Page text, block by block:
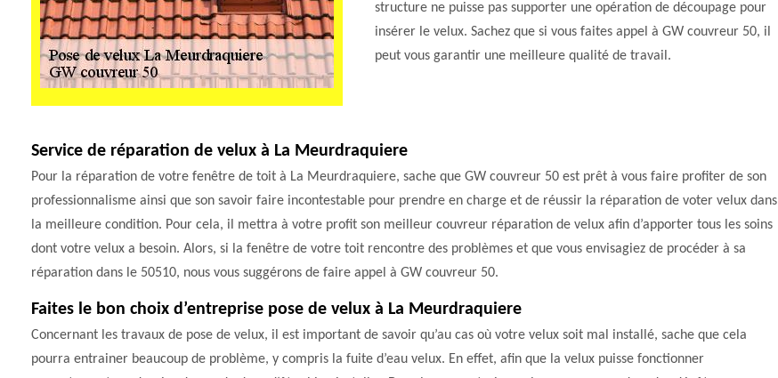
structure ne puisse pas supporter une opération de découpage pour
insérer le velux. Sachez que si vous faites appel à GW couvreur 50, il
peut vous garantir une meilleure qualité de travail.
Service de réparation de velux à La Meurdraquiere
Pour la réparation de votre fenêtre de toit à La Meurdraquiere, sache que GW couvreur 50 est prêt à vous faire profiter de son
professionnalisme ainsi que son savoir faire incontestable pour prendre en charge et de réussir la réparation de voter velux dans
la meilleure condition. Pour cela, il mettra à votre profit son meilleur couvreur réparation de velux afin d’apporter tous les soins
dont votre velux a besoin. Alors, si la fenêtre de votre toit rencontre des problèmes et que vous envisagiez de procéder à sa
réparation dans le 50510, nous vous suggérons de faire appel à GW couvreur 50.
Faites le bon choix d’entreprise pose de velux à La Meurdraquiere
Concernant les travaux de pose de velux, il est important de savoir qu’au cas où votre velux soit mal installé, sache que cela
pourra entrainer beaucoup de problème, y compris la fuite d’eau velux. En effet, afin que la velux puisse fonctionner